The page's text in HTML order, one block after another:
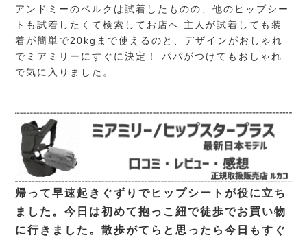
アンドミーのベルクは試着したものの、他のヒップシー
トも試着したくて検索してお店へ 主人が試着しても装
着が簡単で20kgまで使えるのと、デザインがおしゃれ
でミアミリーにすぐに決定！ パパがつけてもおしゃれ
で気に入りました。
帰って早速起きぐずりでヒップシートが役に立ち
ました。今日は初めて抱っこ紐で徒歩でお買い物
に行きました。散歩がてらと思ったら今日もすぐ